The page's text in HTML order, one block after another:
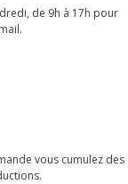
de 9h à 17h pour
vous cumulez des